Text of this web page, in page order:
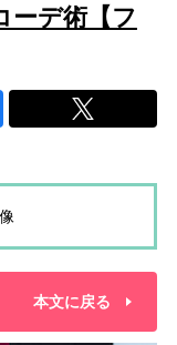
ーデ術【フ
本文に戻る